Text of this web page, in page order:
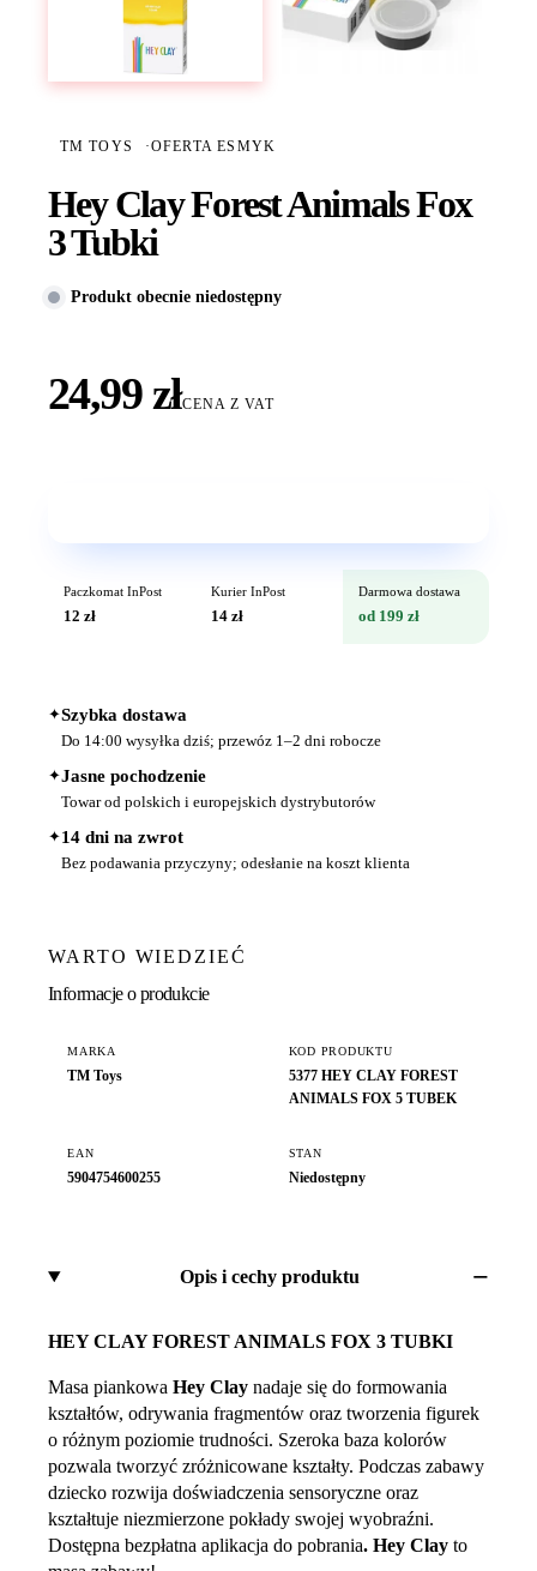
TM TOYS ·OFERTA ESMYK
Hey Clay Forest Animals Fox
3 Tubki
Produkt obecnie niedostępny
24,99 złCENA Z VAT
Paczkomat InPost
12 zł
Kurier InPost
14 zł
Darmowa dostawa
od 199 zł
✦Szybka dostawa
Do 14:00 wysyłka dziś; przewóz 1–2 dni robocze
✦Jasne pochodzenie
Towar od polskich i europejskich dystrybutorów
✦14 dni na zwrot
Bez podawania przyczyny; odesłanie na koszt klienta
WARTO WIEDZIEĆ
Informacje o produkcie
MARKA
TM Toys
KOD PRODUKTU
5377 HEY CLAY FOREST
ANIMALS FOX 5 TUBEK
EAN
5904754600255
STAN
Niedostępny
Opis i cechy produktu
HEY CLAY FOREST ANIMALS FOX 3 TUBKI
Masa piankowa Hey Clay nadaje się do formowania
kształtów, odrywania fragmentów oraz tworzenia figurek
o różnym poziomie trudności. Szeroka baza kolorów
pozwala tworzyć zróżnicowane kształty. Podczas zabawy
dziecko rozwija doświadczenia sensoryczne oraz
kształtuje niezmierzone pokłady swojej wyobraźni.
Dostępna bezpłatna aplikacja do pobrania. Hey Clay to